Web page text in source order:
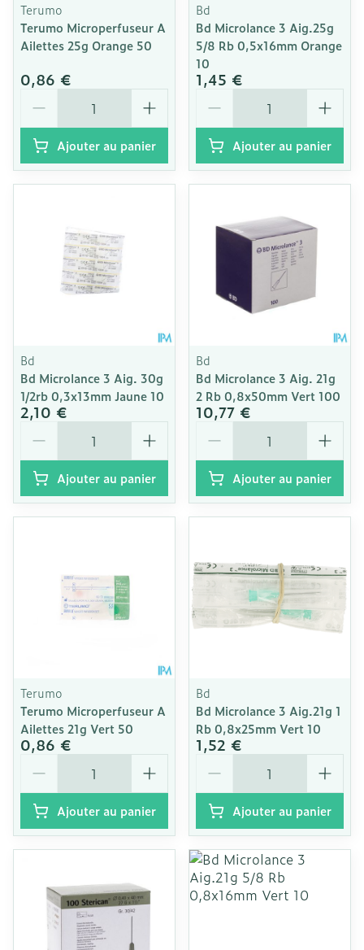
Terumo
Terumo Microperfuseur A
Ailettes 25g Orange 50
0,86 €
Ajouter au panier
Bd
Bd Microlance 3 Aig.25g
5/8 Rb 0,5x16mm Orange
10
1,45 €
Ajouter au panier
Bd
Bd Microlance 3 Aig. 30g
1/2rb 0,3x13mm Jaune 10
2,10 €
Ajouter au panier
Bd
Bd Microlance 3 Aig. 21g
2 Rb 0,8x50mm Vert 100
10,77 €
Ajouter au panier
Terumo
Terumo Microperfuseur A
Ailettes 21g Vert 50
0,86 €
Ajouter au panier
Bd
Bd Microlance 3 Aig.21g 1
Rb 0,8x25mm Vert 10
1,52 €
Ajouter au panier